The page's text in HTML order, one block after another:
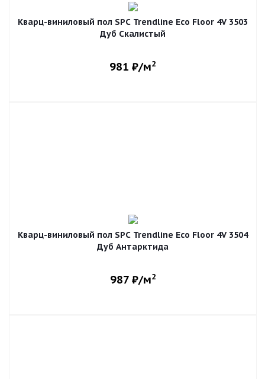
Кварц-виниловый пол SPC Trendline Eco Floor 4V 3503
Дуб Скалистый
981 ₽/м2
Кварц-виниловый пол SPC Trendline Eco Floor 4V 3504
Дуб Антарктида
987₽/м2